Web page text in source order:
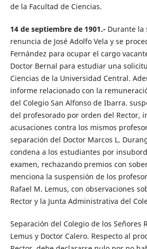
de la Facultad de Ciencias.
14 de septiembre de 1901.- Durante la
renuncia de José Adolfo Vela y se
Fernández para ocupar el cargo
Doctor Bernal para estudiar una
Ciencias de la Universidad Central.
informe relacionado con la
del Colegio San Alfonso de Ibarra.
del profesorado por orden del Rector,
acusaciones contra los mismos
separación del Doctor Marcos L.
condena a los estudiantes por
examen, rechazando premios con
menciona la suspensión de los
Rafael M. Lemus, con observaciones
Rector y la Junta Administrativa del
Separación del Colegio de los Señores
Lemus y Doctor Calero. Respecto al